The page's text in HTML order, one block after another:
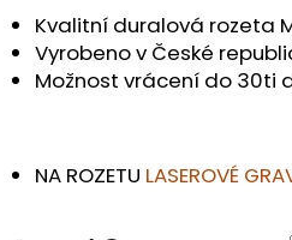
Kvalitní duralová rozeta
Vyrobeno v České
Možnost vrácení do 30ti
NA ROZETU LASEROVÉ